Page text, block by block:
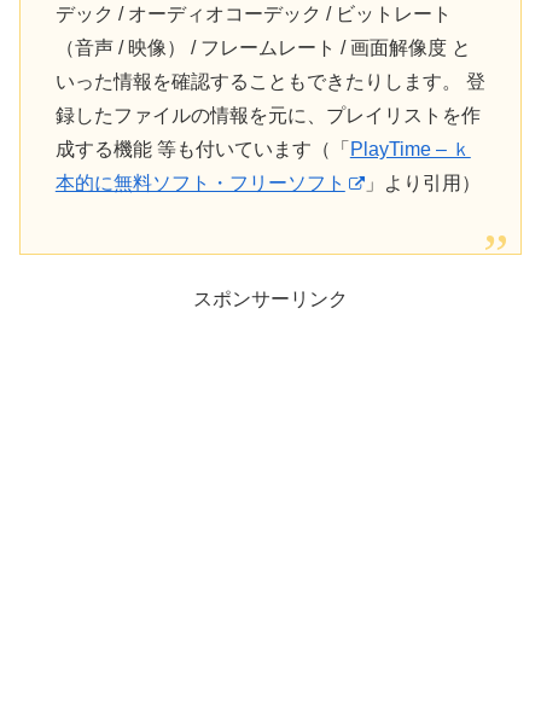
デック / オーディオコーデック / ビットレート
（音声 / 映像） / フレームレート / 画面解像度 と
いった情報を確認することもできたりします。 登
録したファイルの情報を元に、プレイリストを作
成する機能 等も付いています（「 PlayTime – ｋ
本的に無料ソフト・フリーソフト
」より引用）
スポンサーリンク